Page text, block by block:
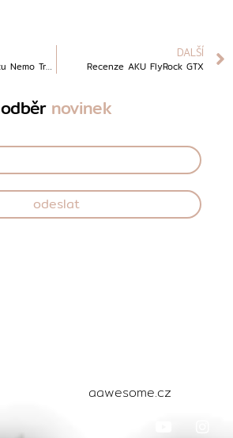
Recenze na karimatku Nemo Trensor
DALŠÍ
Recenze AKU FlyRock GTX
odběr novinek
aawesome.cz